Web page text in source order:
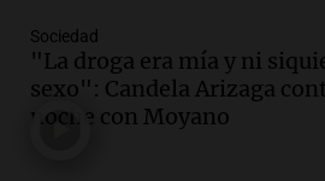
Audio.
de semana helado y
marchan contra
Panorama Federal
Sociedad
"La droga era mía y ni
sexo": Candela Arizaga
noche con Moyano